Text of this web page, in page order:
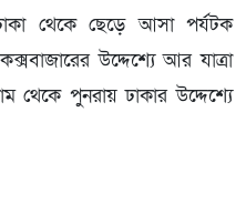
থেকে ছেড়ে আসা পর্যটক
উদ্দেশ্যে আর যাত্রা
থেকে পুনরায় ঢাকার উদ্দেশ্যে